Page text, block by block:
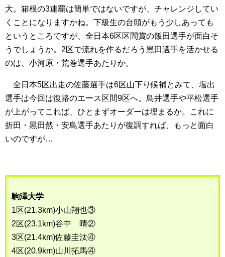
大。箱根の3連覇は簡単ではないですが、チャレンジしてい
くことになりますかね。下級生の台頭がもう少しあっても
というところですが、全日本6区区間賞の飯田選手が面白そ
うでしょうか。2区で流れを作るだろう黒田選手を活かせる
のは、小河原・荒巻選手あたりか。
全日本5区出走の佐藤選手は6区山下り候補とみて、塩出
選手は今回は復路のエース区間9区へ。鳥井選手や平松選手
が上がってこれば、ひとまずオーダーは埋まるか。これに
折田・黒田然・安島選手あたりが復調すれば、もっと面白
いのですが…
駒澤大学
1区(21.3km)小山翔也③
2区(23.1km)谷中 晴②
3区(21.4km)佐藤圭汰④
4区(20.9km)山川拓馬④